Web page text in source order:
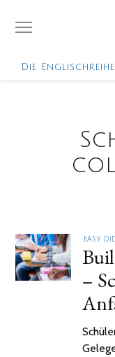
Die
EASY
–